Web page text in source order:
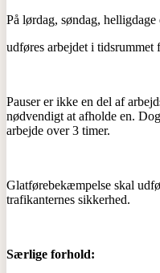
På lørdag, søndag,
udføres arbejdet i
Pauser er ikke en del af
nødvendigt at afholde en.
arbejde over 3 timer.
Glatførebekæmpelse skal
trafikanternes sikkerhed.
Særlige forhold: